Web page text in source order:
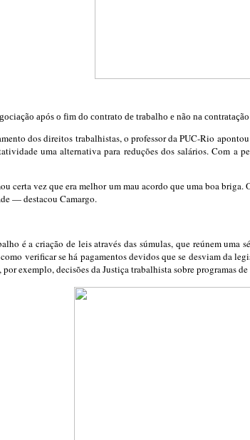
após o fim do contrato de trabalho e não na contratação
dos direitos trabalhistas, o professor da PUC-Rio
uma alternativa para reduções dos salários. Com a
certa vez que era melhor um mau acordo que uma boa
— destacou Camargo.
é a criação de leis através das súmulas, que reúnem
verificar se há pagamentos devidos que se desviam da
exemplo, decisões da Justiça trabalhista sobre programas